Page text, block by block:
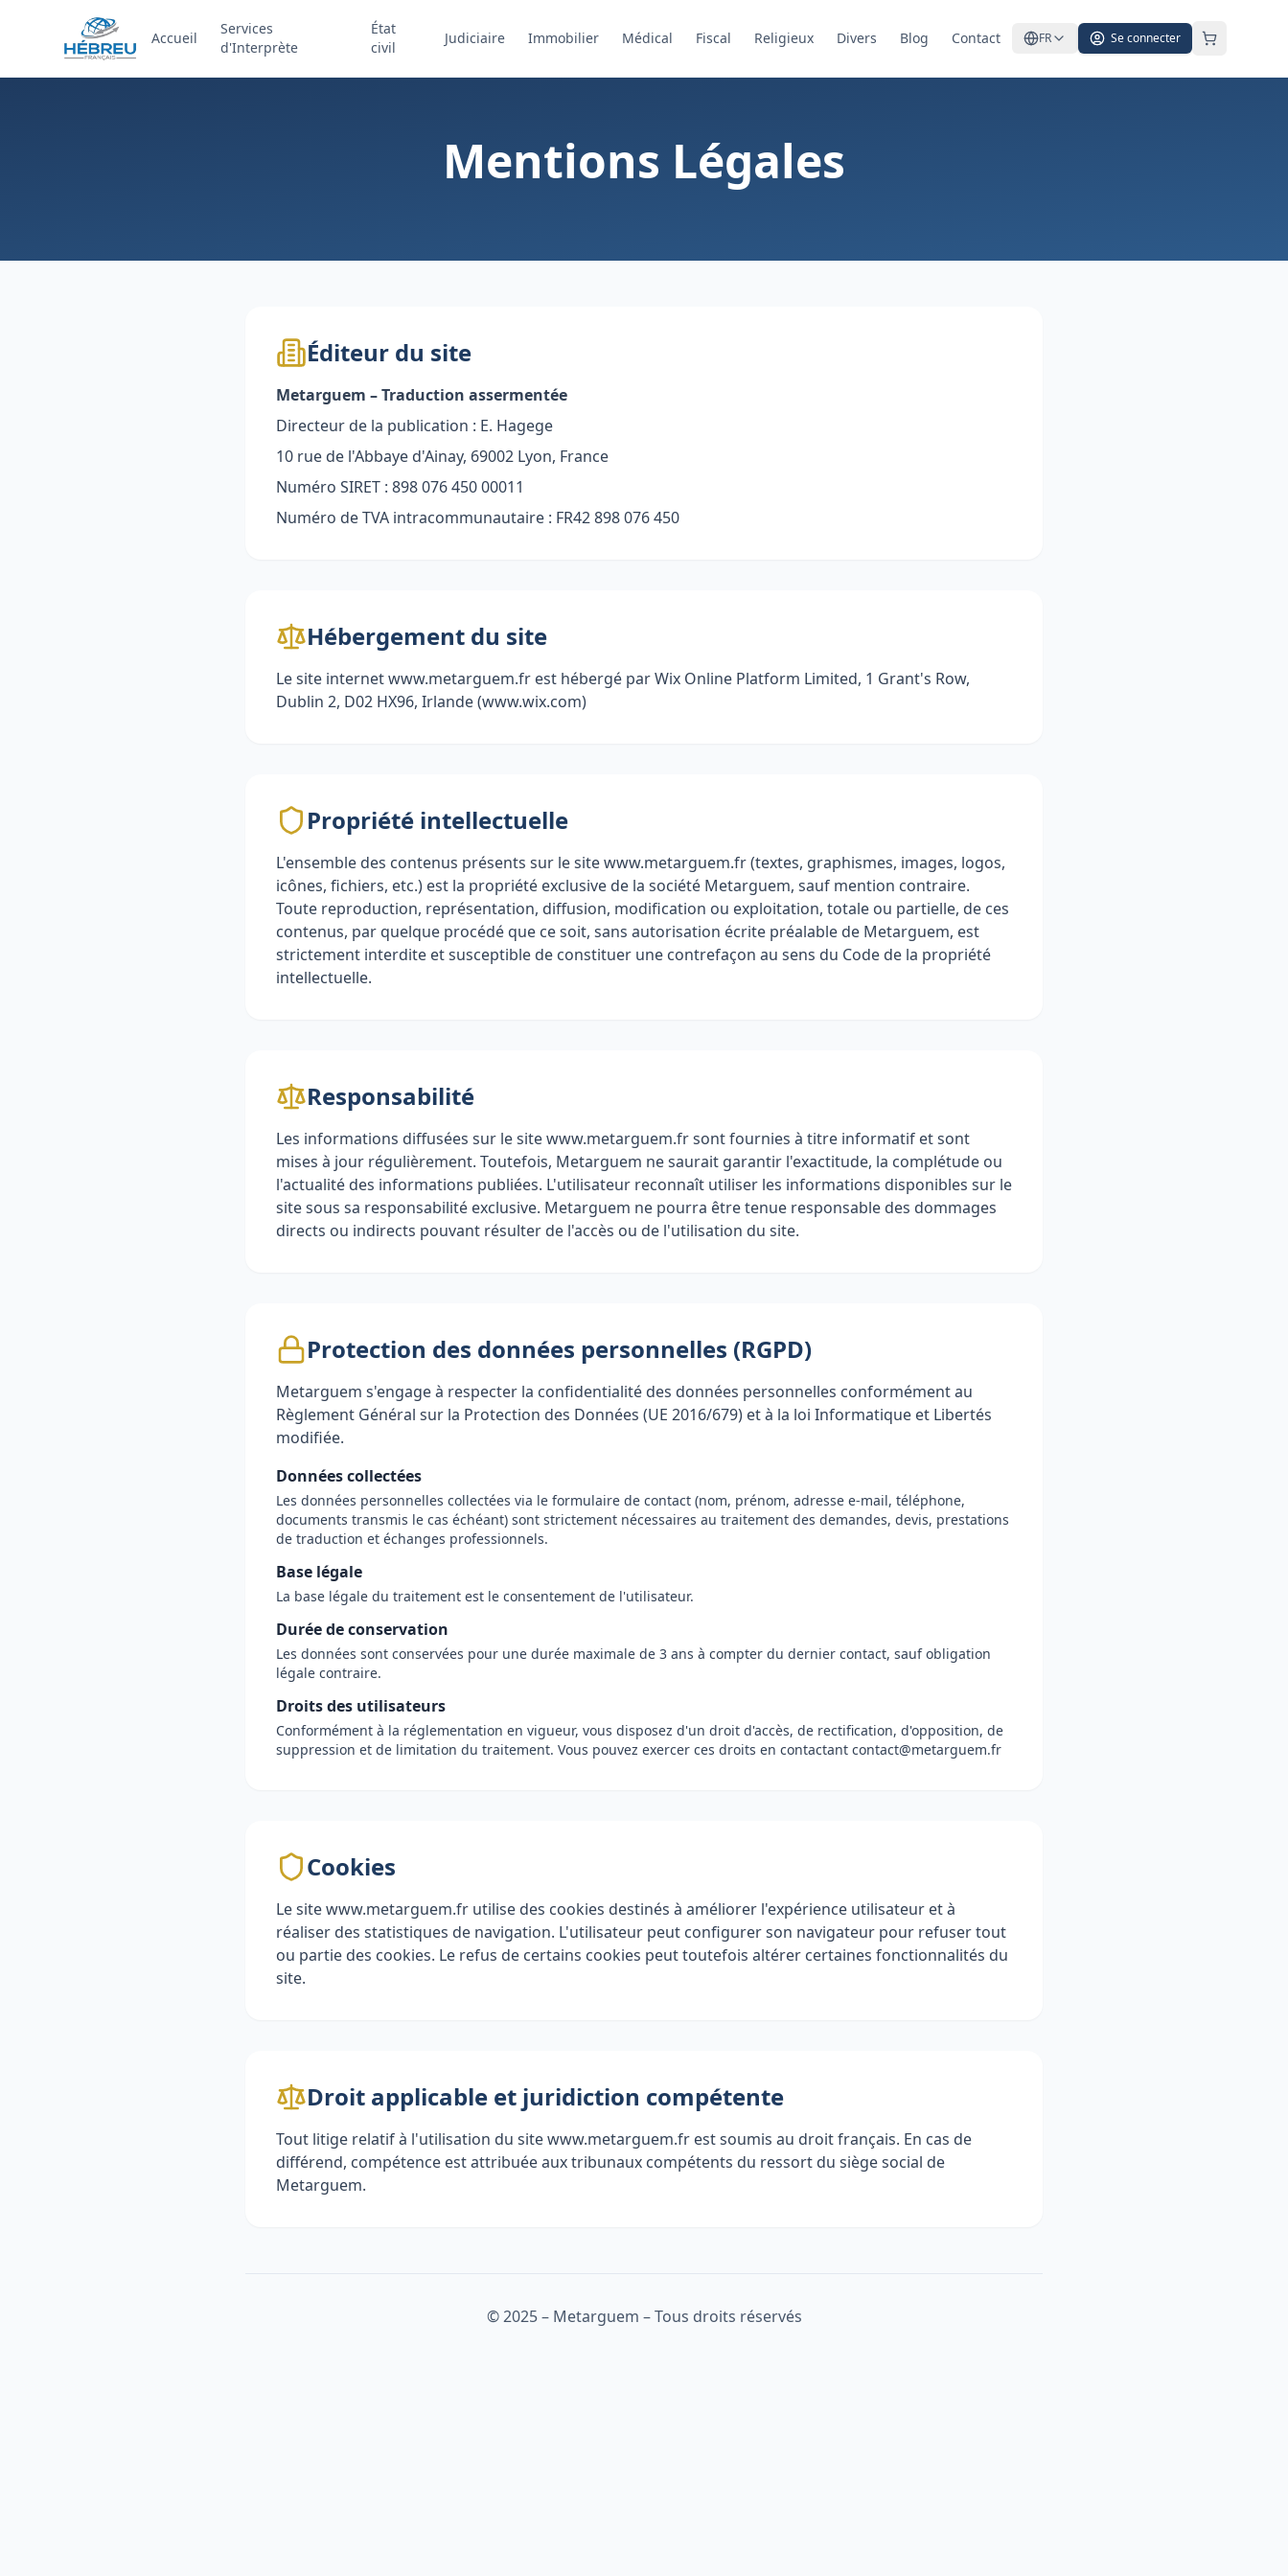
Accueil
Services
d'Interprète
État
civil
Judiciaire Immobilier Médical Fiscal Religieux Divers Blog Contact FR Se connecter
Mentions Légales
Éditeur du site
Metarguem – Traduction assermentée
Directeur de la publication : E. Hagege
10 rue de l'Abbaye d'Ainay, 69002 Lyon, France
Numéro SIRET : 898 076 450 00011
Numéro de TVA intracommunautaire : FR42 898 076 450
Hébergement du site
Le site internet www.metarguem.fr est hébergé par Wix Online Platform Limited, 1 Grant's Row,
Dublin 2, D02 HX96, Irlande (www.wix.com)
Propriété intellectuelle
L'ensemble des contenus présents sur le site www.metarguem.fr (textes, graphismes, images, logos,
icônes, fichiers, etc.) est la propriété exclusive de la société Metarguem, sauf mention contraire.
Toute reproduction, représentation, diffusion, modification ou exploitation, totale ou partielle, de ces
contenus, par quelque procédé que ce soit, sans autorisation écrite préalable de Metarguem, est
strictement interdite et susceptible de constituer une contrefaçon au sens du Code de la propriété
intellectuelle.
Responsabilité
Les informations diffusées sur le site www.metarguem.fr sont fournies à titre informatif et sont
mises à jour régulièrement. Toutefois, Metarguem ne saurait garantir l'exactitude, la complétude ou
l'actualité des informations publiées. L'utilisateur reconnaît utiliser les informations disponibles sur le
site sous sa responsabilité exclusive. Metarguem ne pourra être tenue responsable des dommages
directs ou indirects pouvant résulter de l'accès ou de l'utilisation du site.
Protection des données personnelles (RGPD)
Metarguem s'engage à respecter la confidentialité des données personnelles conformément au
Règlement Général sur la Protection des Données (UE 2016/679) et à la loi Informatique et Libertés
modifiée.
Données collectées
Les données personnelles collectées via le formulaire de contact (nom, prénom, adresse e-mail, téléphone,
documents transmis le cas échéant) sont strictement nécessaires au traitement des demandes, devis, prestations
de traduction et échanges professionnels.
Base légale
La base légale du traitement est le consentement de l'utilisateur.
Durée de conservation
Les données sont conservées pour une durée maximale de 3 ans à compter du dernier contact, sauf obligation
légale contraire.
Droits des utilisateurs
Conformément à la réglementation en vigueur, vous disposez d'un droit d'accès, de rectification, d'opposition, de
suppression et de limitation du traitement. Vous pouvez exercer ces droits en contactant contact@metarguem.fr
Cookies
Le site www.metarguem.fr utilise des cookies destinés à améliorer l'expérience utilisateur et à
réaliser des statistiques de navigation. L'utilisateur peut configurer son navigateur pour refuser tout
ou partie des cookies. Le refus de certains cookies peut toutefois altérer certaines fonctionnalités du
site.
Droit applicable et juridiction compétente
Tout litige relatif à l'utilisation du site www.metarguem.fr est soumis au droit français. En cas de
différend, compétence est attribuée aux tribunaux compétents du ressort du siège social de
Metarguem.
© 2025 – Metarguem – Tous droits réservés